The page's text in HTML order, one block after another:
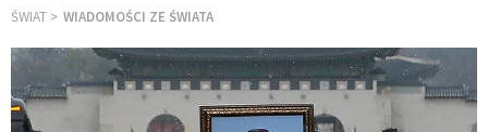
ŚWIAT WIADOMOŚCI ZE ŚWIATA